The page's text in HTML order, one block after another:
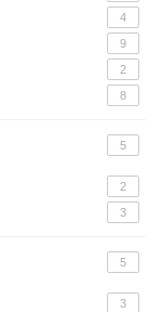
4
9
2
8
5
2
3
5
3